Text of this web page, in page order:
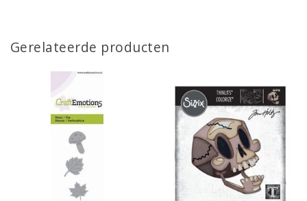
Gerelateerde producten